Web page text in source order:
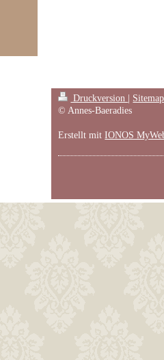
Druckversion
Sitemap
© Annes-Baeradies
Erstellt mitIONOS